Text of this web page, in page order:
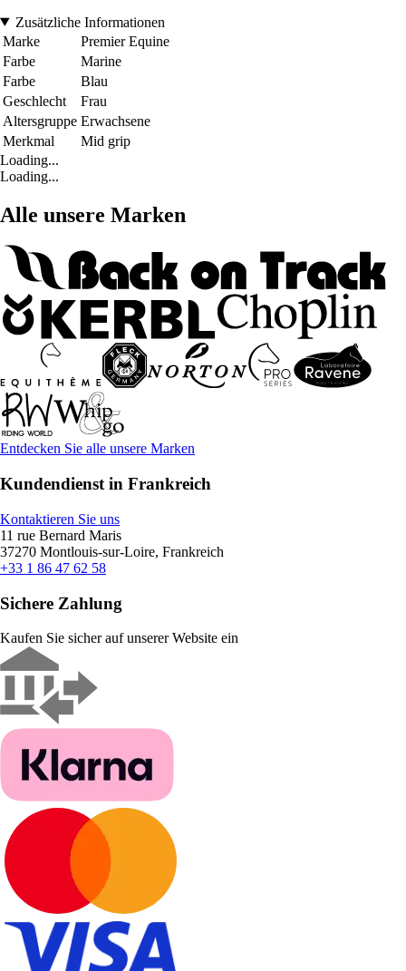
Zusätzliche Informationen
Marke
Premier Equine
Farbe
Marine
Farbe
Blau
Geschlecht
Frau
Altersgruppe Erwachsene
Merkmal
Mid grip
Loading...
Loading...
Alle unsere Marken
Entdecken Sie alle unsere Marken
Kundendienst in Frankreich
Kontaktieren Sie uns
11 rue Bernard Maris
37270 Montlouis-sur-Loire, Frankreich
+33 1 86 47 62 58
Sichere Zahlung
Kaufen Sie sicher auf unserer Website ein